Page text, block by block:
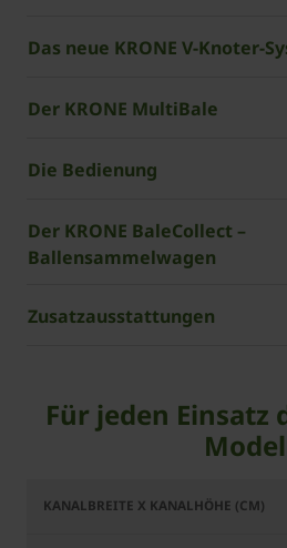
Das ­neue KRONE V-Knoter-
Der KRONE MultiBale
Die Bedienung
Der ­KRONE BaleCollect –
Ballensammelwagen
Zusatzausstattungen
Für jeden Einsatz